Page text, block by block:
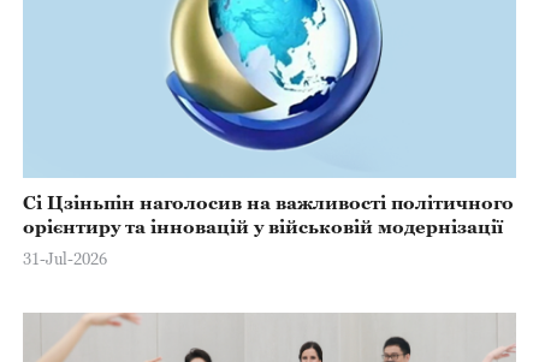
Сі Цзіньпін наголосив на важливості політичного
орієнтиру та інновацій у військовій модернізації
31-Jul-2026